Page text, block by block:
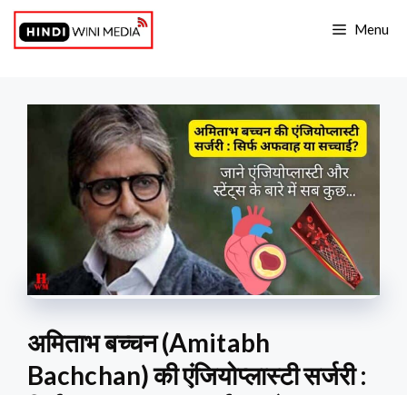
Skip
content
Menu
अमिताभ बच्चन (Amitabh
Bachchan) की एंजियोप्लास्टी सर्जरी :